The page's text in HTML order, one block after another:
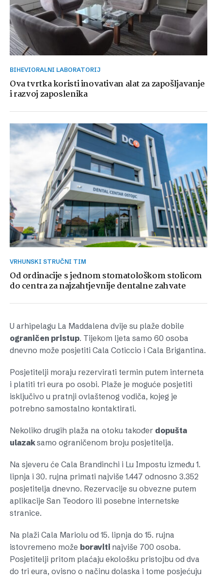
BIHEVIORALNI LABORATORIJ
Ova tvrtka koristi inovativan alat za zapošljavanje
i razvoj zaposlenika
VRHUNSKI STRUČNI TIM
Od ordinacije s jednom stomatološkom stolicom
do centra za najzahtjevnije dentalne zahvate
U arhipelagu La Maddalena dvije su plaže dobile
ograničen pristup. Tijekom ljeta samo 60 osoba
dnevno može posjetiti Cala Coticcio i Cala Brigantina.
Posjetitelji moraju rezervirati termin putem interneta
i platiti tri eura po osobi. Plaže je moguće posjetiti
isključivo u pratnji ovlaštenog vodiča, kojeg je
potrebno samostalno kontaktirati.
Nekoliko drugih plaža na otoku također dopušta
ulazaksamo ograničenom broju posjetitelja.
Na sjeveru će Cala Brandinchi i Lu Impostu između 1.
lipnja i 30. rujna primati najviše 1.447 odnosno 3.352
posjetitelja dnevno. Rezervacije su obvezne putem
aplikacije San Teodoro ili posebne internetske
stranice.
Na plaži Cala Mariolu od 15. lipnja do 15. rujna
istovremeno može boraviti najviše 700 osoba.
Posjetitelji pritom plaćaju ekološku pristojbu od dva
do tri eura, ovisno o načinu dolaska i tome posjećuju